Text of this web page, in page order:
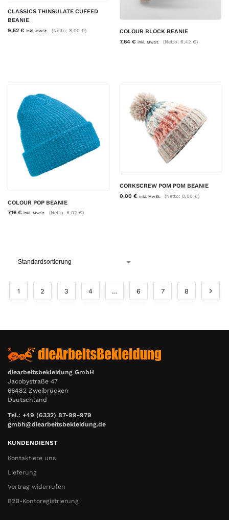
CLASSICS THINSULATE CUFFED
BEANIE
9,52 € inkl. MwSt. (Netto: 8,00 €) COLOUR BLOCK BEANIE
7,64 € inkl. MwSt. (Netto: 6,42 €)
COLOUR POP BEANIE
7,16 € inkl. MwSt. (Netto: 6,02 €)
CORKSCREW POM POM BEANIE
0,00 € inkl. MwSt. (Netto: 0,00 €)
1 2 3 4 … 6 7 8
diearbeitsbekleidung GmbH
Jacobystraße 47
66482 Zweibrücken
Deutschland
Tel.: +49 (6332) 87-99-979
gmbh@diearbeitsbekleidung.de
KUNDENDIENST
Kontaktiere uns
Lieferung
Vertrag widerrufen
B2B-Kontoregistrierung